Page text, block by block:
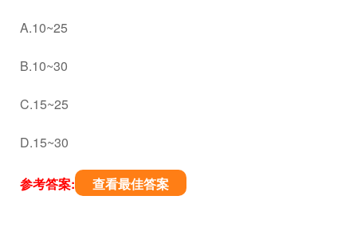
A.10~25
B.10~30
C.15~25
D.15~30
参考答案: 查看最佳答案